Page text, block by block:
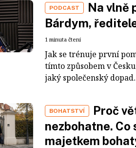
PODCAST
Na vlně
Bárdym,
1 minuta čtení
Jak se trénuje první
tímto způsobem v
jaký společenský
BOHATSTVÍ
Proč
nezbohatne.
majetkem